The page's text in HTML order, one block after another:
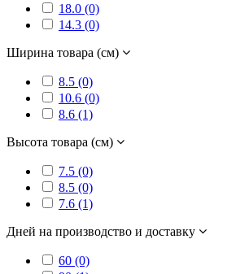
18.0 (0)
14.3 (0)
Ширина товара (см)
8.5 (0)
10.6 (0)
8.6 (1)
Высота товара (см)
7.5 (0)
8.5 (0)
7.6 (1)
Дней на производство и доставку
60 (0)